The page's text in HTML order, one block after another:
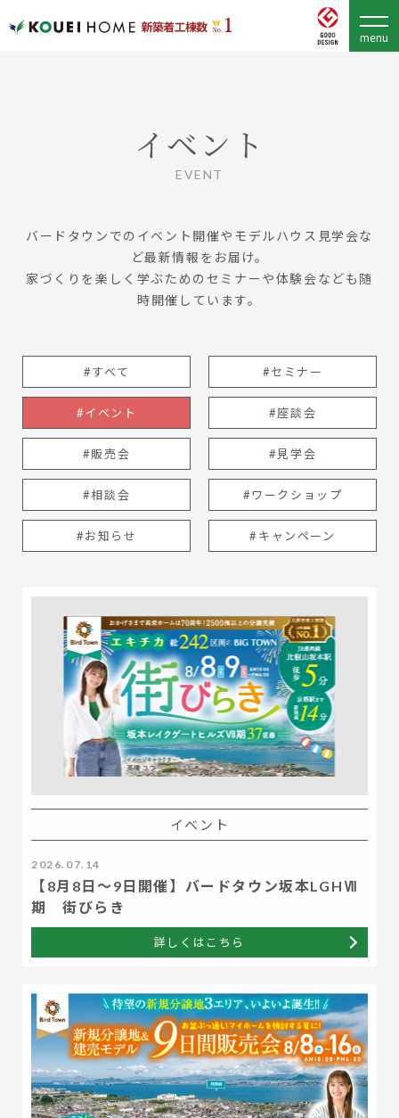
イベント
EVENT
バードタウンでのイベント開催やモデルハウス見学会な
ど最新情報をお届け。
家づくりを楽しく学ぶためのセミナーや体験会なども随
時開催しています。
#すべて #セミナー
#イベント #座談会
#販売会 #見学会
#相談会 #ワークショップ
#お知らせ #キャンペーン
イベント
2026.07.14
【8月8日～9日開催】バードタウン坂本LGHⅦ
期 街びらき
詳しくはこちら